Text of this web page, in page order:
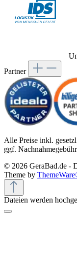
Partner
Alle Preise inkl.
ggf.
© 2026 GeraBad.de -
Theme by
Dateien werden